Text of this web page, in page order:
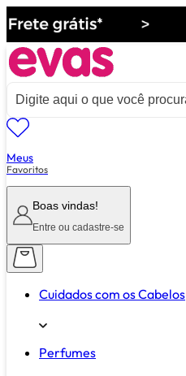
Meus
Favoritos
Boas vindas!
Entre ou cadastre-se
Cuidados com os Cabelos
Perfumes